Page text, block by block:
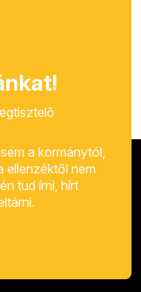
a kormánytól,
ellenzéktől nem
tud írni, hírt